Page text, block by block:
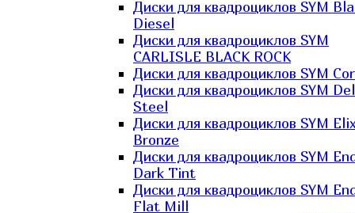
Диски для квадроциклов SYM
Diesel
Диски для квадроциклов SYM
CARLISLE BLACK ROCK
Диски для квадроциклов SYM
Диски для квадроциклов SYM
Steel
Диски для квадроциклов SYM
Bronze
Диски для квадроциклов SYM
Dark Tint
Диски для квадроциклов SYM
Flat Mill